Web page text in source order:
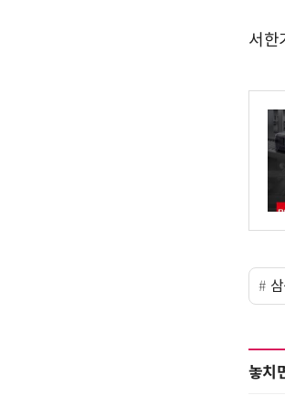
서한
놓치